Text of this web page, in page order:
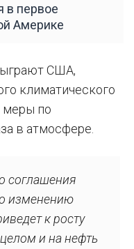
в первое
Америке
США,
климатического
меры по
в атмосфере.
соглашения
изменению
к росту
и на нефть